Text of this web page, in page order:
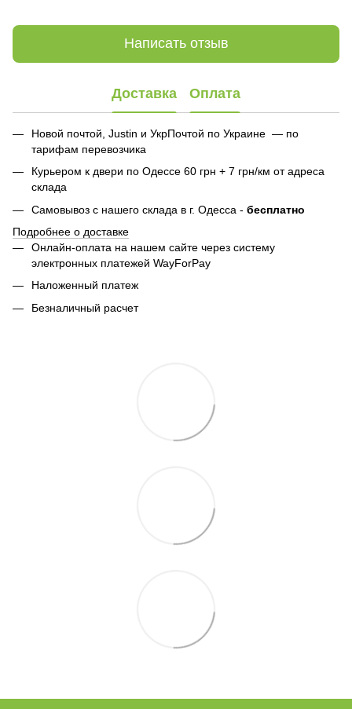
Написать отзыв
Доставка Оплата
Новой почтой, Justin и УкрПочтой по Украине — по
тарифам перевозчика
Курьером к двери по Одессе 60 грн + 7 грн/км от адреса
склада
Самовывоз с нашего склада в г. Одесса - бесплатно
Подробнее о доставке
Онлайн-оплата на нашем сайте через систему
электронных платежей WayForPay
Наложенный платеж
Безналичный расчет